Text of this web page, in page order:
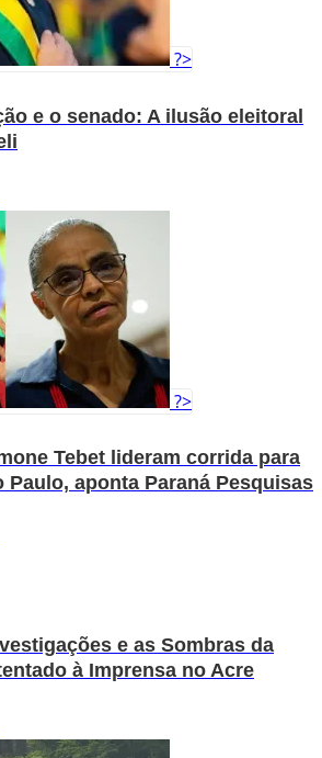
?>
e o senado: A ilusão eleitoral
?>
Tebet lideram corrida para
Paulo, aponta Paraná Pesquisas
e as Sombras da
à Imprensa no Acre